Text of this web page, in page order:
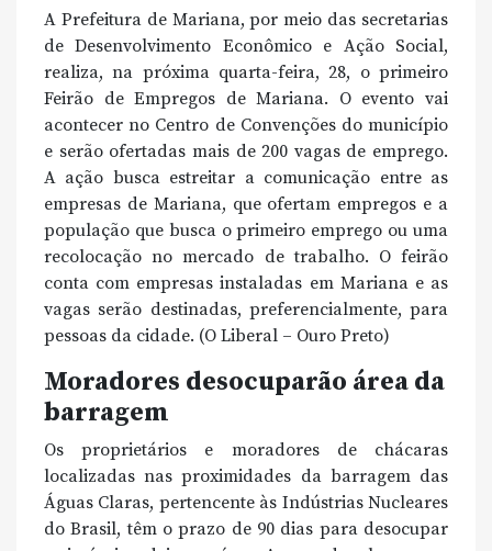
A Prefeitura de Mariana, por meio das secretarias
de Desenvolvimento Econômico e Ação Social,
realiza, na próxima quarta-feira, 28, o primeiro
Feirão de Empregos de Mariana. O evento vai
acontecer no Centro de Convenções do município
e serão ofertadas mais de 200 vagas de emprego.
A ação busca estreitar a comunicação entre as
empresas de Mariana, que ofertam empregos e a
população que busca o primeiro emprego ou uma
recolocação no mercado de trabalho. O feirão
conta com empresas instaladas em Mariana e as
vagas serão destinadas, preferencialmente, para
pessoas da cidade. (O Liberal – Ouro Preto)
Moradores desocuparão área da
barragem
Os proprietários e moradores de chácaras
localizadas nas proximidades da barragem das
Águas Claras, pertencente às Indústrias Nucleares
do Brasil, têm o prazo de 90 dias para desocupar